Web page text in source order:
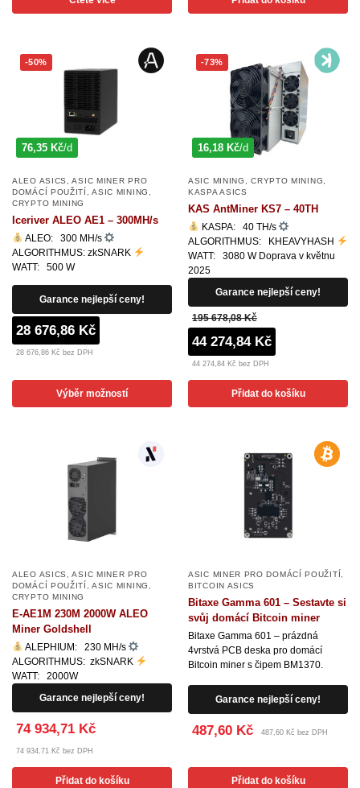
-50%
76,35 Kč/d
ALEO ASICS ,ASIC MINER PRO
DOMÁCÍ POUŽITÍ
,ASIC MINING
CRYPTO MINING
Iceriver ALEO AE1 – 300MH/s
ALEO: 300 MH/s
ALGORITHMUS: zkSNARK
WATT: 500 W
Garance nejlepší ceny!
28 676,86 Kč
28 676,86 Kč bez DPH
Výběr možností
-73%
16,18 Kč/d
ASIC MINING ,CRYPTO MINING
KASPA ASICS
KAS AntMiner KS7 – 40TH
KASPA: 40 TH/s
ALGORITHMUS: KHEAVYHASH
WATT: 3080 W Doprava v květnu
2025
Garance nejlepší ceny!
195 678,08 Kč
44 274,84 Kč
44 274,84 Kč bez DPH
Přidat do košíku
ALEO ASICS ,ASIC MINER PRO
DOMÁCÍ POUŽITÍ
,ASIC MINING
CRYPTO MINING
E-AE1M 230M 2000W ALEO
Miner Goldshell
ALEPHIUM: 230 MH/s
ALGORITHMUS: zkSNARK
WATT: 2000W
Garance nejlepší ceny!
74 934,71 Kč
74 934,71 Kč bez DPH
Přidat do košíku
ASIC MINER PRO DOMÁCÍ POUŽITÍ
BITCOIN ASICS
Bitaxe Gamma 601 – Sestavte si
svůj domácí Bitcoin miner
Bitaxe Gamma 601 – prázdná
4vrstvá PCB deska pro domácí
Bitcoin miner s čipem BM1370.
Garance nejlepší ceny!
487,60 Kč 487,60 Kč bez DPH
Přidat do košíku